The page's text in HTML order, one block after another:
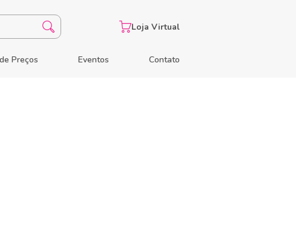
Preços Eventos Contato
Loja Virtual